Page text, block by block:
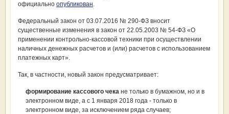
официально опубликован.
Федеральный закон от 03.07.2016 № 290-ФЗ вносит
существенные изменения в закон от 22.05.2003 № 54-ФЗ «О
применении контрольно-кассовой техники при осуществлении
наличных денежных расчетов и (или) расчетов с использованием
платежных карт».
Так, в частности, новый закон предусматривает:
формирование кассового чека не только в бумажном, но и в
электронном виде, а с 1 января 2018 года - только в
электронном виде, за исключением ряда случаев;